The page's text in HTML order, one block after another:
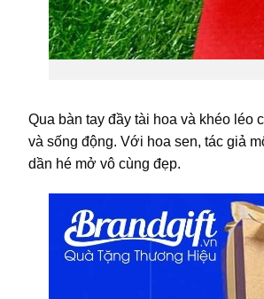
Qua bàn tay đầy tài hoa và khéo
và sống động. Với hoa sen, tác giả
dần hé mở vô cùng đẹp.